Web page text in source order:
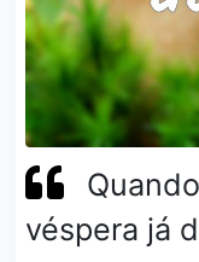
véspera já